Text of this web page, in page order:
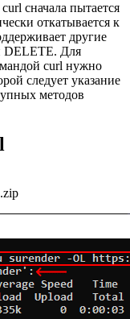
сначала пытается
откатывается к
другие
DELETE. Для
curl нужно
следует указание
методов